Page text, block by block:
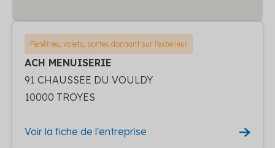
Fenêtres, volets, portes donnant sur l'exterieur
ACH MENUISERIE
91 CHAUSSEE DU VOULDY
10000 TROYES
Voir la fiche de l'entreprise